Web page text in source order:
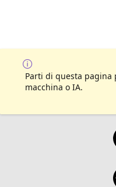
Parti di questa pagina
macchina o IA.